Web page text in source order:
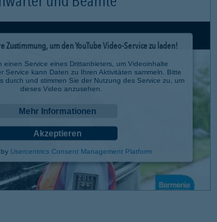
Zustimmung, um den YouTube Video-Service zu laden!
einen Service eines Drittanbieters, um Videoinhalte
Service kann Daten zu Ihren Aktivitäten sammeln. Bitte
durch und stimmen Sie der Nutzung des Service zu, um
dieses Video anzusehen.
Mehr Informationen
Akzeptieren
Usercentrics Consent Management Platform